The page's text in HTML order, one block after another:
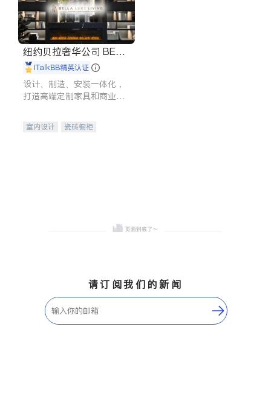
纽约贝拉奢华公司 BELL
A LUXE
iTalkBB精英认证
设计、制造、安装一体化，
打造高端定制家具和商业空
室内设计
瓷砖橱柜
请订阅我们的新闻